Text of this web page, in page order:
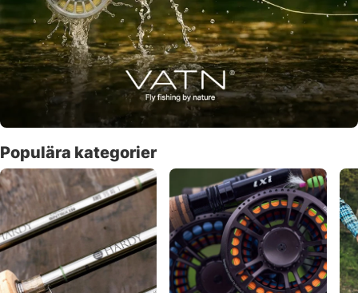
Populära kategorier